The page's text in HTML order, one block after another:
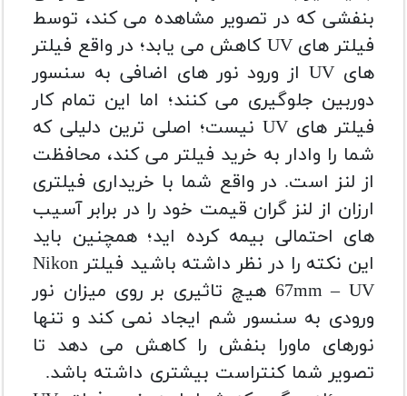
بنفشی که در تصویر مشاهده می کند، توسط
فیلتر های UV کاهش می یابد؛ در واقع فیلتر
های UV از ورود نور های اضافی به سنسور
دوربین جلوگیری می کنند؛ اما این تمام کار
فیلتر های UV نیست؛ اصلی ترین دلیلی که
شما را وادار به خرید فیلتر می کند، محافظت
از لنز است. در واقع شما با خریداری فیلتری
ارزان از لنز گران قیمت خود را در برابر آسیب
های احتمالی بیمه کرده اید؛ همچنین باید
این نکته را در نظر داشته باشید فیلتر Nikon
67mm – UV هیچ تاثیری بر روی میزان نور
ورودی به سنسور شم ایجاد نمی کند و تنها
نورهای ماورا بنفش را کاهش می دهد تا
تصویر شما کنتراست بیشتری داشته باشد.